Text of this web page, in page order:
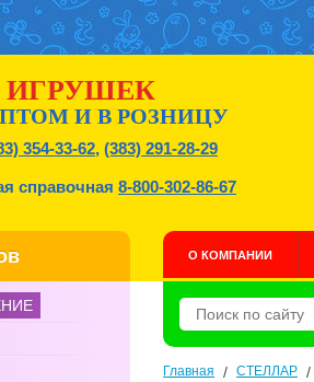
ИГРУШЕК
И В РОЗНИЦУ
354-33-62, (383) 291-28-29
справочная 8-800-302-86-67
О КОМПАНИИ
Главная / СТЕЛЛАР